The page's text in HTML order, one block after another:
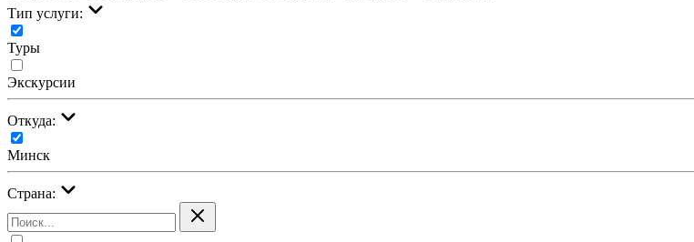
Тип услуги:
Туры
Экскурсии
Откуда:
Минск
Страна: